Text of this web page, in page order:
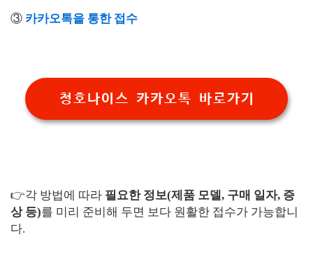
③ 카카오톡을 통한 접수
청호나이스 카카오톡 바로가기
👉각 방법에 따라 필요한 정보(제품 모델, 구매 일자, 증
상 등)를 미리 준비해 두면 보다 원활한 접수가 가능합니
다.